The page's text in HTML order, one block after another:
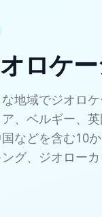
ロケ
地域でジオロ
、ベルギー、
などを含む10
グ、ジオロー